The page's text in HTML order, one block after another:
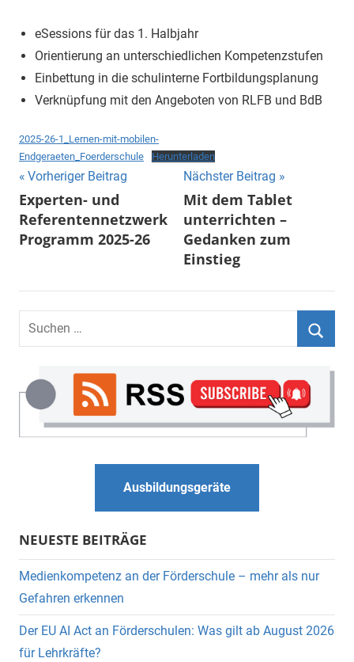
eSessions für das 1. Halbjahr
Orientierung an unterschiedlichen Kompetenzstufen
Einbettung in die schulinterne Fortbildungsplanung
Verknüpfung mit den Angeboten von RLFB und BdB
2025-26-1_Lernen-mit-mobilen-
Endgeraeten_Foerderschule
Herunterladen
Beitragsnavigation
Vorheriger Beitrag
Experten- und
Referentennetzwerk
Programm 2025-26
Nächster Beitrag
Mit dem Tablet
unterrichten –
Gedanken zum
Einstieg
Suchen
nach:
Ausbildungsgeräte
NEUESTE BEITRÄGE
Medienkompetenz an der Förderschule – mehr als nur
Gefahren erkennen
Der EU AI Act an Förderschulen: Was gilt ab August 2026
für Lehrkräfte?